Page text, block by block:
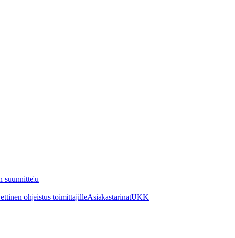
suunnittelu
ohjeistus toimittajilleAsiakastarinatUKK